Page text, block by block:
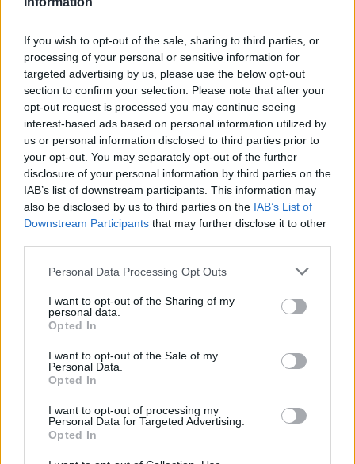
If you wish to opt-out of the sale, sharing to third parties, or
processing of your personal or sensitive information for
targeted advertising by us, please use the below opt-out
section to confirm your selection. Please note that after your
opt-out request is processed you may continue seeing
interest-based ads based on personal information utilized by
us or personal information disclosed to third parties prior to
your opt-out. You may separately opt-out of the further
disclosure of your personal information by third parties on the
IAB’s list of downstream participants. This information may
also be disclosed by us to third parties on the IAB’s List of
Downstream Participants that may further disclose it to other
Personal Data Processing Opt Outs
I want to opt-out of the Sharing of my
personal data.
Opted In
I want to opt-out of the Sale of my
Personal Data.
Opted In
I want to opt-out of processing my
Personal Data for Targeted Advertising.
Opted In
resto de españoles, Aleix Espargaró acabó en una
Álvaro Bautista (Honda) terminó en el séptimo puesto,
mientras que Jorge Lorenzo solo pudo ser decimotercero.